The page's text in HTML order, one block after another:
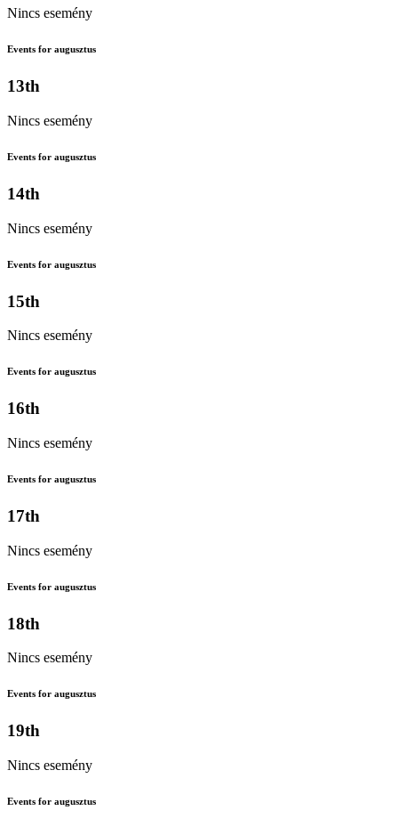
Nincs esemény
Events for augusztus
13th
Nincs esemény
Events for augusztus
14th
Nincs esemény
Events for augusztus
15th
Nincs esemény
Events for augusztus
16th
Nincs esemény
Events for augusztus
17th
Nincs esemény
Events for augusztus
18th
Nincs esemény
Events for augusztus
19th
Nincs esemény
Events for augusztus